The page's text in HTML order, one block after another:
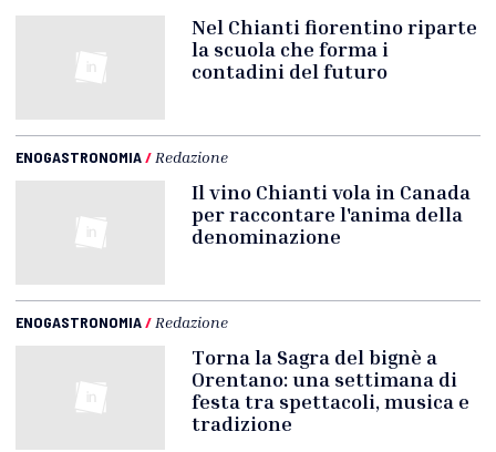
Nel Chianti fiorentino riparte
la scuola che forma i
contadini del futuro
ENOGASTRONOMIA/Redazione
Il vino Chianti vola in Canada
per raccontare l'anima della
denominazione
ENOGASTRONOMIA/Redazione
Torna la Sagra del bignè a
Orentano: una settimana di
festa tra spettacoli, musica e
tradizione